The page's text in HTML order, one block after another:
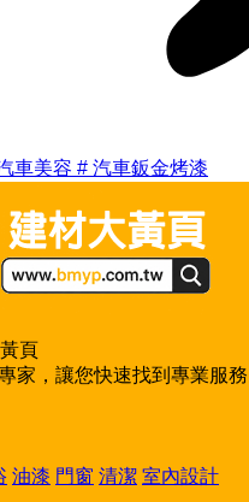
車美容 # 汽車鈑金烤漆
頁
家，讓您快速找到專業服務
油漆 門窗 清潔 室內設計